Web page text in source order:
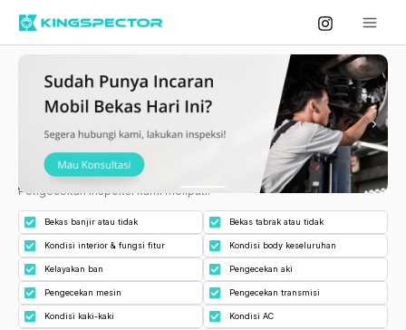
Skip
Apa yang Kami Cek?
Pengecekan inspeksi kami meliputi:
Bekas banjir atau tidak Bekas tabrak atau tidak
Kondisi interior & fungsi fitur Kondisi body keseluruhan
Kelayakan ban Pengecekan aki
Pengecekan mesin Pengecekan transmisi
Kondisi kaki-kaki Kondisi AC